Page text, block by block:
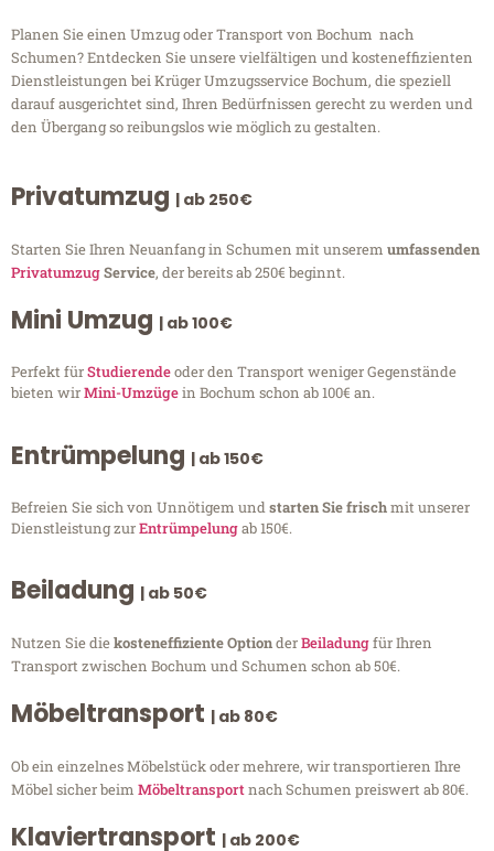
Planen Sie einen Umzug oder Transport von Bochum nach
Schumen? Entdecken Sie unsere vielfältigen und kosteneffizienten
Dienstleistungen bei Krüger Umzugsservice Bochum, die speziell
darauf ausgerichtet sind, Ihren Bedürfnissen gerecht zu werden und
den Übergang so reibungslos wie möglich zu gestalten.
Privatumzug | ab 250€
Starten Sie Ihren Neuanfang in Schumen mit unserem umfassenden
PrivatumzugService, der bereits ab 250€ beginnt.
Mini Umzug | ab 100€
Perfekt fürStudierendeoder den Transport weniger Gegenstände
bieten wirMini-Umzügein Bochum schon ab 100€ an.
Entrümpelung | ab 150€
Befreien Sie sich von Unnötigem undstarten Sie frischmit unserer
Dienstleistung zurEntrümpelungab 150€.
Beiladung | ab 50€
Nutzen Sie diekosteneffiziente OptionderBeiladungfür Ihren
Transport zwischen Bochum und Schumen schon ab 50€.
Möbeltransport | ab 80€
Ob ein einzelnes Möbelstück oder mehrere, wir transportieren Ihre
Möbel sicher beim Möbeltransportnach Schumen preiswert ab 80€.
Klaviertransport | ab 200€